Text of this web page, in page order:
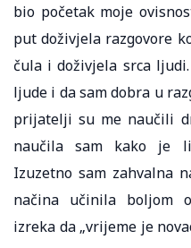
bio početak moje
put doživjela razgovore
čula i doživjela srca
ljude i da sam dobra u
prijatelji su me naučili
naučila sam kako je
Izuzetno sam zahvalna
načina učinila boljom
izreka da „vrijeme je